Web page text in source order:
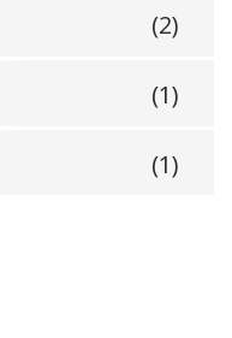
(2)
(1)
(1)